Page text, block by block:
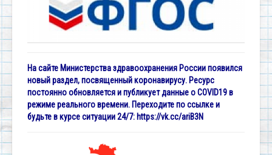
На сайте Министерства здравоохранения России появился
новый раздел, посвященный коронавирусу. Ресурс
постоянно обновляется и публикует данные о COVID19 в
режиме реального времени. Переходите по ссылке и
будьте в курсе ситуации 24/7: https://vk.cc/ariB3N